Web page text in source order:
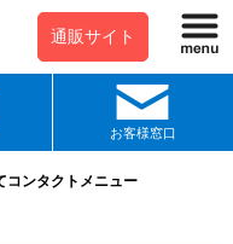
通販サイト
お客様窓口
コンタクトメニュー